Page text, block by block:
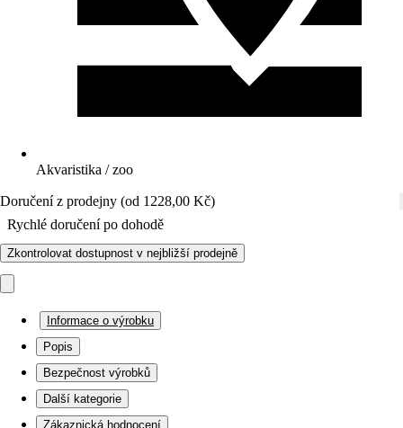
Akvaristika / zoo
Doručení z prodejny (od 1228,00 Kč)
Rychlé doručení po dohodě
Zkontrolovat dostupnost v nejbližší prodejně
Informace o výrobku
Popis
Bezpečnost výrobků
Další kategorie
Zákaznická hodnocení